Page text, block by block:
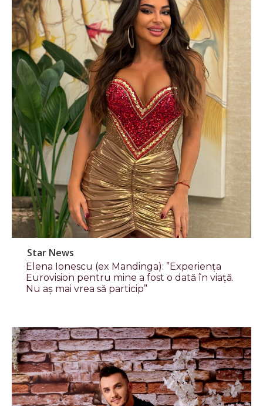
Star News
Elena Ionescu (ex Mandinga): ”Experiența
Eurovision pentru mine a fost o dată în viață.
Nu aș mai vrea să particip”